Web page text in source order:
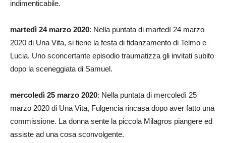
indimenticabile.
martedì 24 marzo 2020: Nella puntata di martedì 24 marzo
2020 di Una Vita, si tiene la festa di fidanzamento di Telmo e
Lucia. Uno sconcertante episodio traumatizza gli invitati subito
dopo la sceneggiata di Samuel.
mercoledì 25 marzo 2020: Nella puntata di mercoledì 25
marzo 2020 di Una Vita, Fulgencia rincasa dopo aver fatto una
commissione. La donna sente la piccola Milagros piangere ed
assiste ad una cosa sconvolgente.